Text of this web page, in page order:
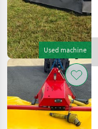
Used machine